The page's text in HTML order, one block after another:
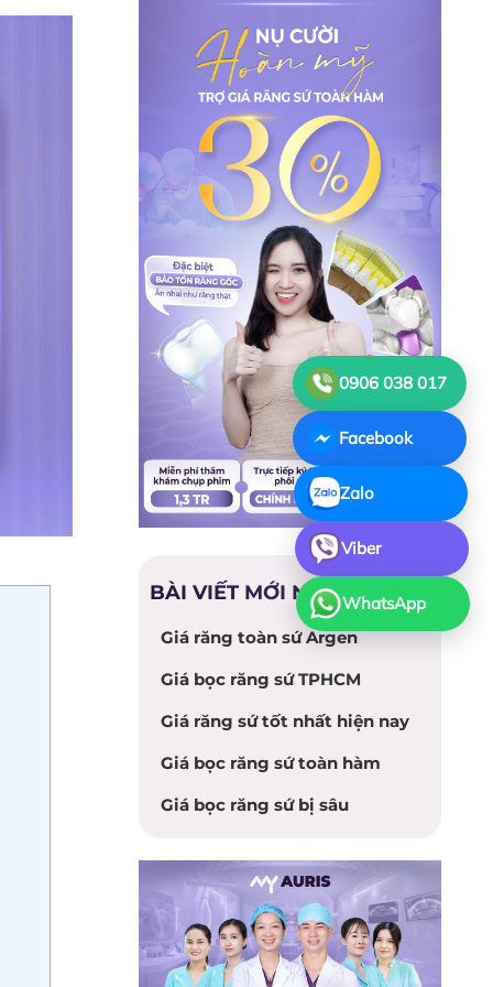
BÀI VIẾT MỚI NHẤT
Giá răng toàn sứ Argen
Giá bọc răng sứ TPHCM
Giá răng sứ tốt nhất hiện nay
Giá bọc răng sứ toàn hàm
Giá bọc răng sứ bị sâu
0906 038 017
Facebook
Zalo
Viber
WhatsApp